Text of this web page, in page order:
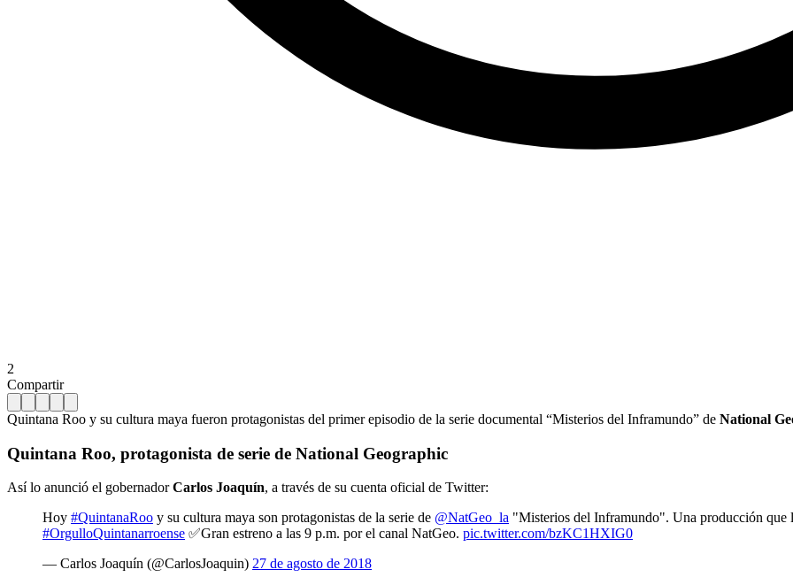
2
Compartir
Quintana Roo y su cultura maya fueron protagonistas del primer episodio de la serie documental “Misterios del Inframundo” de National
Quintana Roo, protagonista de serie de National Geographic
Así lo anunció el gobernadorCarlos Joaquín, a través de su cuenta oficial de Twitter:
Hoy #QuintanaRoo y su cultura maya son protagonistas de la serie de @NatGeo_la "Misterios del Inframundo". Una producción que
#OrgulloQuintanarroense ✅Gran estreno a las 9 p.m. por el canal NatGeo. pic.twitter.com/bzKC1HXIG0
— Carlos Joaquín (@CarlosJoaquin) 27 de agosto de 2018